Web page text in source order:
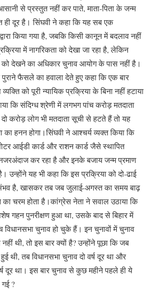
से प्रस्तुत नहीं कर पाते, माता-पिता के जन्म
ही दूर है। सिंघवी ने कहा कि यह सब एक
किया गया है, जबकि किसी कानून में बदलाव नहीं
में नागरिकता को देखा जा रहा है, लेकिन
को देखने का अधिकार चुनाव आयोग के पास नहीं है।
पुराने फैसले का हवाला देते हुए कहा कि एक बार
को पूरी न्यायिक प्रक्रिया के बिना नहीं हटाया
कि संदिग्ध श्रेणी में लगभग पांच करोड़ मतदाता
करोड़ लोग भी मतदाता सूची से हटते हैं तो यह
का हनन होगा।सिंघवी ने आश्चर्य व्यक्त किया कि
आईडी कार्ड और राशन कार्ड जैसे स्थापित
कर रहा है और इनके बजाय जन्म प्रमाण
उन्होंने यह भी कहा कि इस प्रक्रिया को दो-ढाई
है, खासकर तब जब जुलाई-अगस्त का समय बाढ़
चरम होता है।कांग्रेस नेता ने सवाल उठाया कि
गहन पुनरीक्षण हुआ था, उसके बाद से बिहार में
चुनाव हो चुके हैं। इन चुनावों में चुनाव
थी, तो इस बार क्यों है? उन्होंने पूछा कि जब
थी, तब विधानसभा चुनाव दो वर्ष दूर था और
दूर था। इस बार चुनाव से कुछ महीने पहले ही ये
?